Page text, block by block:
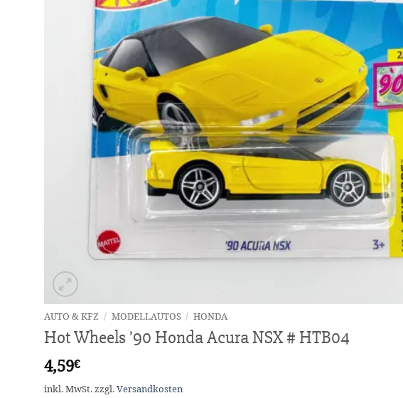
AUTO & KFZ / MODELLAUTOS / HONDA
Hot Wheels ’90 Honda Acura NSX # HTB04
4,59€
inkl. MwSt.zzgl.Versandkosten